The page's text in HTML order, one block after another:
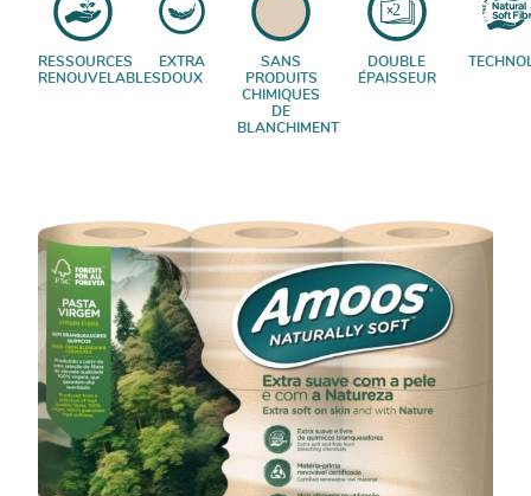
RESSOURCES
RENOUVELABLES
EXTRA
DOUX
SANS
PRODUITS
CHIMIQUES
DE
BLANCHIMENT
DOUBLE
ÉPAISSEUR